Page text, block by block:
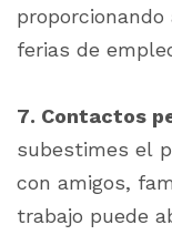
ferias de
7. Contactos
subestimes el
con amigos,
trabajo puede